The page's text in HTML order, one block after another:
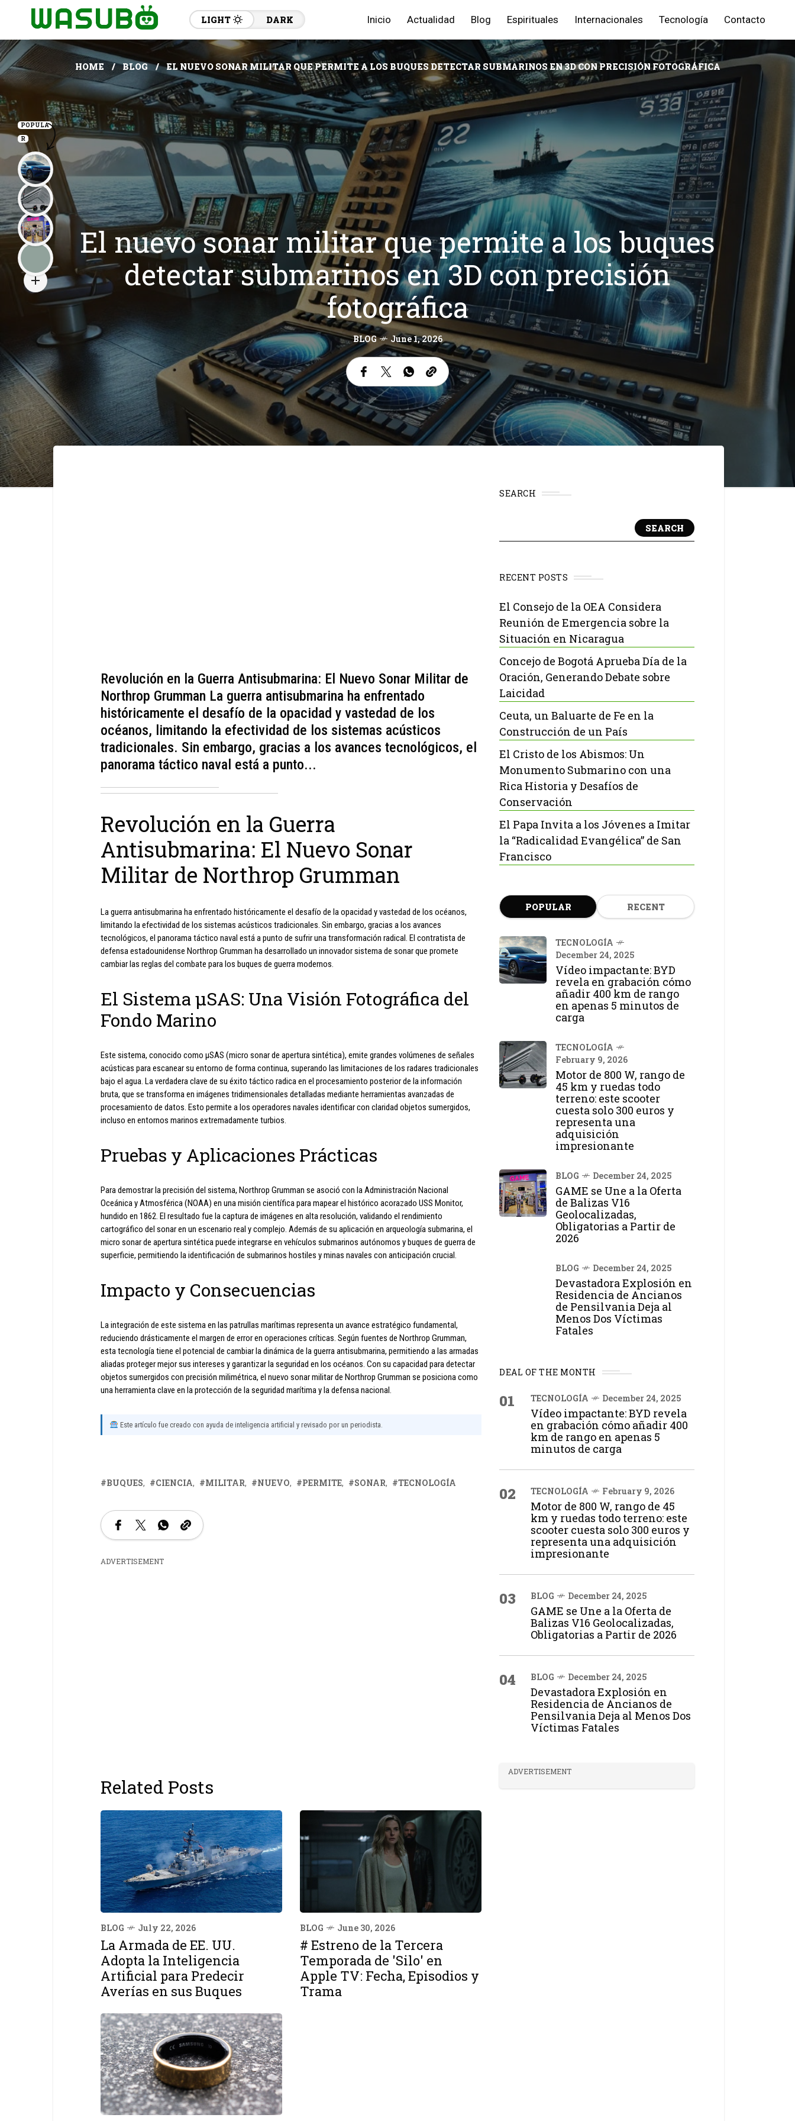
LIGHT DARK Inicio Actualidad Blog Espirituales Internacionales Tecnología Contacto
HOME BLOG EL NUEVO SONAR MILITAR QUE PERMITE A LOS BUQUES DETECTAR SUBMARINOS EN 3D CON PRECISIÓN FOTOGRÁFICA
El nuevo sonar militar que permite a los buques
detectar submarinos en 3D con precisión
fotográfica
BLOG June 1, 2026
Revolución en la Guerra Antisubmarina: El Nuevo Sonar Militar de
Northrop Grumman La guerra antisubmarina ha enfrentado
históricamente el desafío de la opacidad y vastedad de los
océanos, limitando la efectividad de los sistemas acústicos
tradicionales. Sin embargo, gracias a los avances tecnológicos, el
panorama táctico naval está a punto...
Revolución en la Guerra
Antisubmarina: El Nuevo Sonar
Militar de Northrop Grumman
La guerra antisubmarina ha enfrentado históricamente el desafío de la opacidad y vastedad de los océanos,
limitando la efectividad de los sistemas acústicos tradicionales. Sin embargo, gracias a los avances
tecnológicos, el panorama táctico naval está a punto de sufrir una transformación radical. El contratista de
defensa estadounidense Northrop Grumman ha desarrollado un innovador sistema de sonar que promete
cambiar las reglas del combate para los buques de guerra modernos.
El Sistema µSAS: Una Visión Fotográfica del
Fondo Marino
Este sistema, conocido como µSAS (micro sonar de apertura sintética), emite grandes volúmenes de señales
acústicas para escanear su entorno de forma continua, superando las limitaciones de los radares tradicionales
bajo el agua. La verdadera clave de su éxito táctico radica en el procesamiento posterior de la información
bruta, que se transforma en imágenes tridimensionales detalladas mediante herramientas avanzadas de
procesamiento de datos. Esto permite a los operadores navales identificar con claridad objetos sumergidos,
incluso en entornos marinos extremadamente turbios.
Pruebas y Aplicaciones Prácticas
Para demostrar la precisión del sistema, Northrop Grumman se asoció con la Administración Nacional
Oceánica y Atmosférica (NOAA) en una misión científica para mapear el histórico acorazado USS Monitor,
hundido en 1862. El resultado fue la captura de imágenes en alta resolución, validando el rendimiento
cartográfico del sonar en un escenario real y complejo. Además de su aplicación en arqueología submarina, el
micro sonar de apertura sintética puede integrarse en vehículos submarinos autónomos y buques de guerra de
superficie, permitiendo la identificación de submarinos hostiles y minas navales con anticipación crucial.
Impacto y Consecuencias
La integración de este sistema en las patrullas marítimas representa un avance estratégico fundamental,
reduciendo drásticamente el margen de error en operaciones críticas. Según fuentes de Northrop Grumman,
esta tecnología tiene el potencial de cambiar la dinámica de la guerra antisubmarina, permitiendo a las armadas
aliadas proteger mejor sus intereses y garantizar la seguridad en los océanos. Con su capacidad para detectar
objetos sumergidos con precisión milimétrica, el nuevo sonar militar de Northrop Grumman se posiciona como
una herramienta clave en la protección de la seguridad marítima y la defensa nacional.
Este artículo fue creado con ayuda de inteligencia artificial y revisado por un periodista.
BUQUES CIENCIA MILITAR NUEVO PERMITE SONAR TECNOLOGÍA
ADVERTISEMENT
Related Posts
BLOG July 22, 2026
La Armada de EE. UU.
Adopta la Inteligencia
Artificial para Predecir
Averías en sus Buques
BLOG June 30, 2026
# Estreno de la Tercera
Temporada de 'Silo' en
Apple TV: Fecha, Episodios y
Trama
SEARCH
SEARCH
RECENT POSTS
El Consejo de la OEA Considera
Reunión de Emergencia sobre la
Situación en Nicaragua
Concejo de Bogotá Aprueba Día de la
Oración, Generando Debate sobre
Laicidad
Ceuta, un Baluarte de Fe en la
Construcción de un País
El Cristo de los Abismos: Un
Monumento Submarino con una
Rica Historia y Desafíos de
Conservación
El Papa Invita a los Jóvenes a Imitar
la “Radicalidad Evangélica” de San
Francisco
POPULAR RECENT
TECNOLOGÍA
December 24, 2025
Vídeo impactante: BYD
revela en grabación cómo
añadir 400 km de rango
en apenas 5 minutos de
carga
TECNOLOGÍA
February 9, 2026
Motor de 800 W, rango de
45 km y ruedas todo
terreno: este scooter
cuesta solo 300 euros y
representa una
adquisición
impresionante
BLOG December 24, 2025
GAME se Une a la Oferta
de Balizas V16
Geolocalizadas,
Obligatorias a Partir de
2026
BLOG December 24, 2025
Devastadora Explosión en
Residencia de Ancianos
de Pensilvania Deja al
Menos Dos Víctimas
Fatales
DEAL OF THE MONTH
01 TECNOLOGÍA December 24, 2025
Vídeo impactante: BYD revela
en grabación cómo añadir 400
km de rango en apenas 5
minutos de carga
02 TECNOLOGÍA February 9, 2026
Motor de 800 W, rango de 45
km y ruedas todo terreno: este
scooter cuesta solo 300 euros y
representa una adquisición
impresionante
03 BLOG December 24, 2025
GAME se Une a la Oferta de
Balizas V16 Geolocalizadas,
Obligatorias a Partir de 2026
04 BLOG December 24, 2025
Devastadora Explosión en
Residencia de Ancianos de
Pensilvania Deja al Menos Dos
Víctimas Fatales
ADVERTISEMENT
POPULA
R